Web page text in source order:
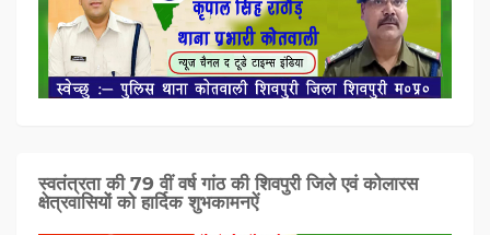
स्वतंत्रता की 79 वीं वर्ष गांठ की शिवपुरी जिले एवं कोलारस
क्षेत्रवासियों को हार्दिक शुभकामनऐं